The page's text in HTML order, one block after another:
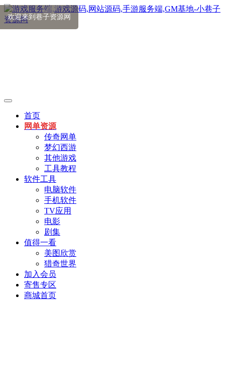
首页
网单资源
传奇网单
梦幻西游
其他游戏
工具教程
软件工具
电脑软件
手机软件
TV应用
电影
剧集
值得一看
美图欣赏
猎奇世界
加入会员
寄售专区
商城首页